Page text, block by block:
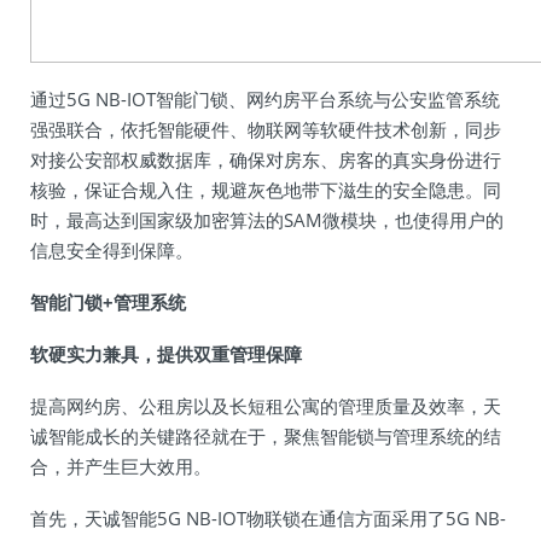
通过5G NB-IOT智能门锁、网约房平台系统与公安监管系统
强强联合，依托智能硬件、物联网等软硬件技术创新，同步
对接公安部权威数据库，确保对房东、房客的真实身份进行
核验，保证合规入住，规避灰色地带下滋生的安全隐患。同
时，最高达到国家级加密算法的SAM微模块，也使得用户的
信息安全得到保障。
智能门锁+管理系统
软硬实力兼具，提供双重管理保障‍
提高网约房、公租房以及长短租公寓的管理质量及效率，天
诚智能成长的关键路径就在于，聚焦智能锁与管理系统的结
合，并产生巨大效用。
首先，天诚智能5G NB-IOT物联锁在通信方面采用了5G NB-